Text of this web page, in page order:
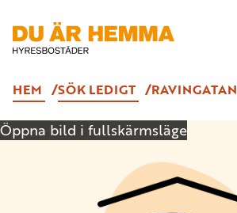
HEM SÖK LEDIGT RAVINGATAN
Öppna bild i fullskärmsläge